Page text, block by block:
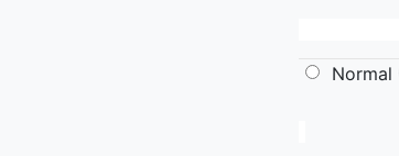
Normal